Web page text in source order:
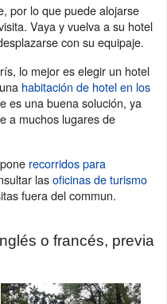
por lo que puede alojarse
Vaya y vuelva a su hotel
con su equipaje.
lo mejor es elegir un hotel
habitación de hotel en los
es una buena solución, ya
a muchos lugares de
recorridos para
lasoficinas de turismo
fuera del commun.
o francés, previa